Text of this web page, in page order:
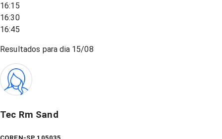
16:15
16:30
16:45
Resultados para dia 15/08
Tec Rm Sand